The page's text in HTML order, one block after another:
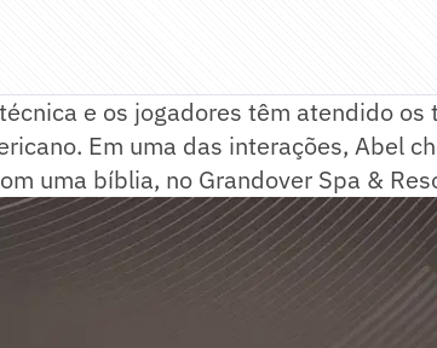
e os jogadores têm atendido os
Em uma das interações, Abel
uma bíblia, no Grandover Spa &